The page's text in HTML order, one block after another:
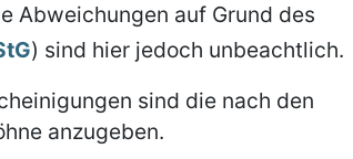
Abweichungen auf Grund des
) sind hier jedoch unbeachtlich.
sind die nach den
anzugeben.